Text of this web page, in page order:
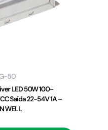
50
LED 50W 100-
Saída 22-54V 1A –
WELL